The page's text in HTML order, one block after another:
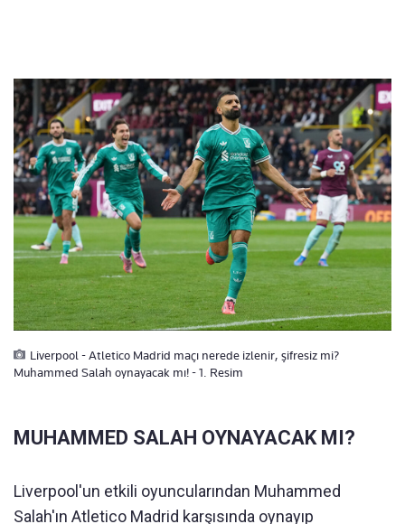
Liverpool - Atletico Madrid maçı nerede izlenir, şifresiz mi?
Muhammed Salah oynayacak mı! - 1. Resim
MUHAMMED SALAH OYNAYACAK MI?
Liverpool'un etkili oyuncularından Muhammed
Salah'ın Atletico Madrid karşısında oynayıp